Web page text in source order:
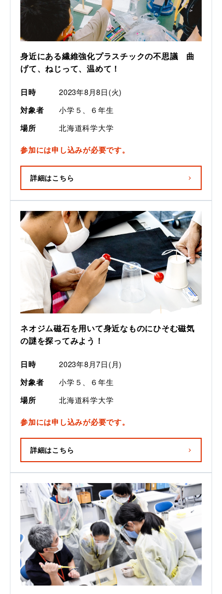
身近にある繊維強化プラスチックの不思議　曲
げて、ねじって、温めて！
日時 2023年8月8日(火)
対象者 小学５、６年生
場所 北海道科学大学
参加には申し込みが必要です。
詳細はこちら
ネオジム磁石を用いて身近なものにひそむ磁気
の謎を探ってみよう！
日時 2023年8月7日(月)
対象者 小学５、６年生
場所 北海道科学大学
参加には申し込みが必要です。
詳細はこちら